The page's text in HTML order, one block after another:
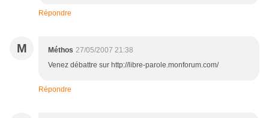
Répondre
M Méthos 27/05/2007 21:38
Venez débattre sur http://libre-parole.monforum.com/
Répondre